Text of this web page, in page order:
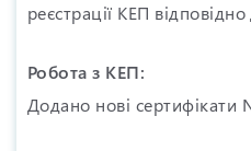
реєстрації КЕП
Робота з КЕП:
Додано нові сертифікати